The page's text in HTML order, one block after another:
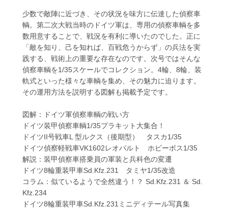
少数で敵陣に近づき、その状況を味方に伝達した偵察車
輌。第二次大戦当時のドイツ軍は、専用の偵察車輌を多
数用意することで、戦況を有利に導いたのでした。正に
「敵を知り、己を知れば、百戦危うからず」の兵法を実
践する、戦術上の重要な存在なのです。次号ではそんな
偵察車輌を1/35スケールでコレクション。4輪、8輪、装
軌式といった様々な車輌を集め、その魅力に迫ります。
その運用方法を説明する図解も掲載予定です。
図解：ドイツ軍偵察車輌の戦い方
ドイツ装甲偵察車輌1/35プラキット大集合！
ドイツII号戦車L 型ルクス（後期型） タスカ1/35
ドイツ偵察軽戦車VK1602レオパルト ホビーボス1/35
解説：装甲偵察車搭乗員の軍装と兵科色の変遷
ドイツ8輪重装甲車Sd.Kfz.231 タミヤ1/35改造
コラム：似ているようで全然違う！？ Sd.Kfz.231 ＆ Sd.
Kfz.234
ドイツ8輪重装甲車Sd.Kfz.231ミニディテール写真集